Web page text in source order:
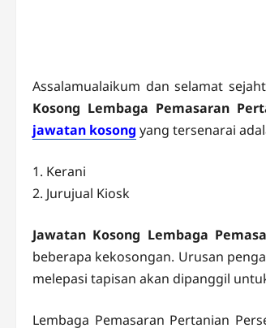
Assalamualaikum dan selamat
Kosong Lembaga Pemasaran
jawatan kosong yang tersenarai
1. Kerani
2. Jurujual Kiosk
Jawatan Kosong Lembaga
beberapa kekosongan. Urusan
melepasi tapisan akan dipanggil
Lembaga Pemasaran Pertanian